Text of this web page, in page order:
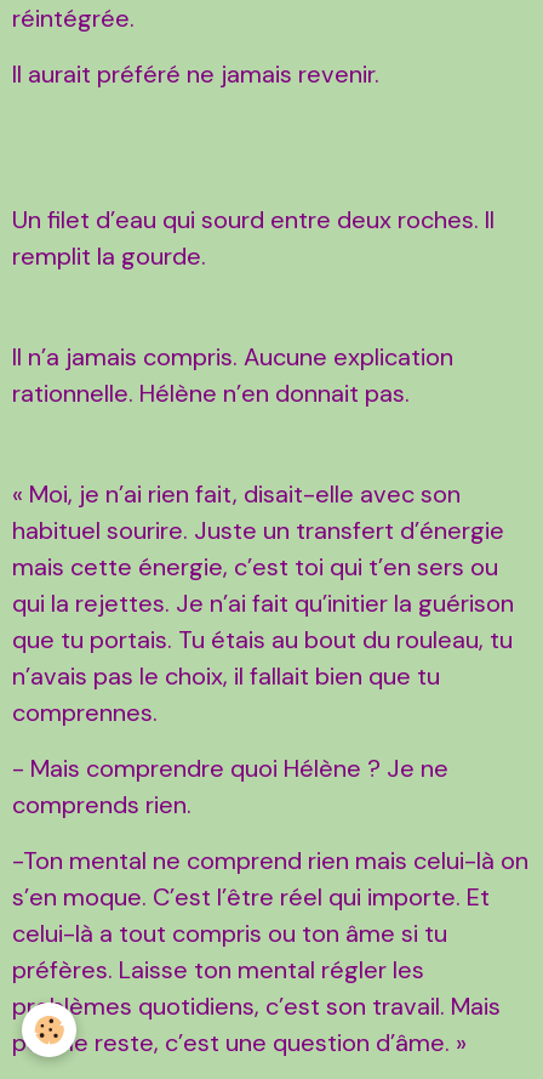
réintégrée.
Il aurait préféré ne jamais revenir.
Un filet d’eau qui sourd entre deux roches. Il
remplit la gourde.
Il n’a jamais compris. Aucune explication
rationnelle. Hélène n’en donnait pas.
« Moi, je n’ai rien fait, disait-elle avec son
habituel sourire. Juste un transfert d’énergie
mais cette énergie, c’est toi qui t’en sers ou
qui la rejettes. Je n’ai fait qu’initier la guérison
que tu portais. Tu étais au bout du rouleau, tu
n’avais pas le choix, il fallait bien que tu
comprennes.
- Mais comprendre quoi Hélène ? Je ne
comprends rien.
-Ton mental ne comprend rien mais celui-là on
s’en moque. C’est l’être réel qui importe. Et
celui-là a tout compris ou ton âme si tu
préfères. Laisse ton mental régler les
problèmes quotidiens, c’est son travail. Mais
pour le reste, c’est une question d’âme. »